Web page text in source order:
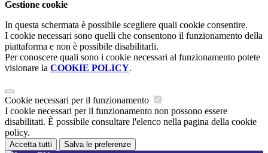
Gestione cookie
In questa schermata è possibile scegliere quali cookie consentire.
I cookie necessari sono quelli che consentono il funzionamento della
piattaforma e non è possibile disabilitarli.
Per conoscere quali sono i cookie necessari al funzionamento potete
visionare la COOKIE POLICY.
Cookie necessari per il funzionamento
I cookie necessari per il funzionamento non possono essere
disabilitati. È possibile consultare l'elenco nella pagina della cookie
policy.
Accetta tutti Salva le preferenze